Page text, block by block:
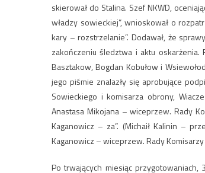
skierował do Stalina. Szef NKWD,
władzy sowieckiej”, wnioskował o
kary – rozstrzelanie”. Dodawał, że
zakończeniu śledztwa i aktu oskarżenia.
Basztakow, Bogdan Kobułow i
jego piśmie znalazły się aprobujące
Sowieckiego i komisarza obrony,
Anastasa Mikojana – wiceprzew. Rady
Kaganowicz – za”. (Michaił Kalinin –
Kaganowicz – wiceprzew. Rady
Po trwających miesiąc